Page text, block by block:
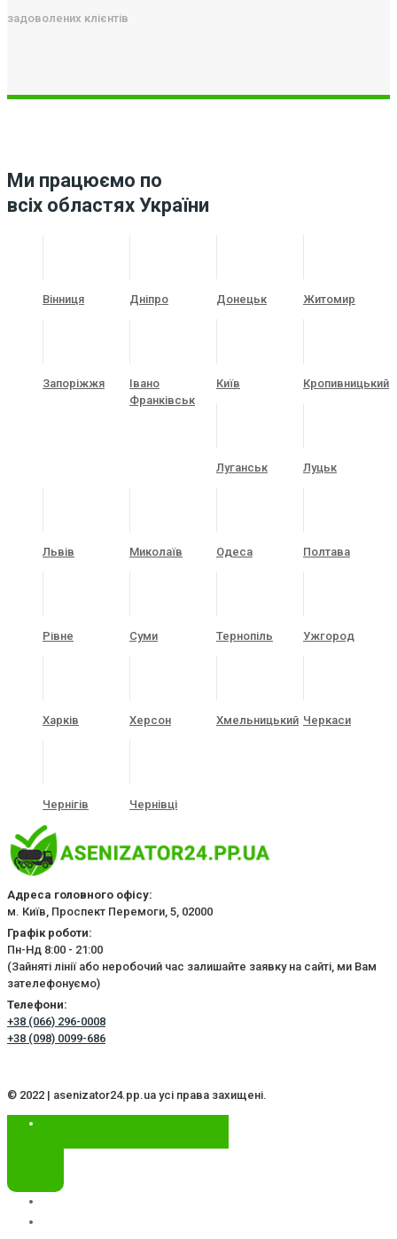
задоволених клієнтів
Ми працюємо по
всіх областях України
Вінниця Дніпро Донецьк Житомир
Запоріжжя
Івано
Франківськ
Київ Кропивницький
Луганськ Луцьк
Львів Миколаїв Одеса Полтава
Рівне Суми Тернопіль Ужгород
Харків Херсон Хмельницький Черкаси
Чернігів Чернівці
Адреса головного офісу:
м. Київ, Проспект Перемоги, 5, 02000
Графік роботи:
Пн-Нд 8:00 - 21:00
(Зайняті лінії або неробочий час залишайте заявку на сайті, ми Вам
зателефонуємо)
Телефони:
+38 (066) 296-0008
+38 (098) 0099-686
© 2022 | asenizator24.pp.ua усі права захищені.